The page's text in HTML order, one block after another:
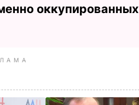
оккупированных